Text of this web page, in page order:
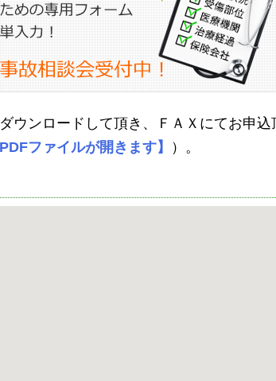
ウンロードして頂き、ＦＡＸにてお申
ファイルが開きます】 ）。